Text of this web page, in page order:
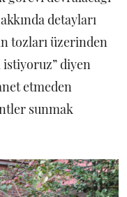
detayları
tozları üzerinden
istiyoruz” diyen
etmeden
sunmak